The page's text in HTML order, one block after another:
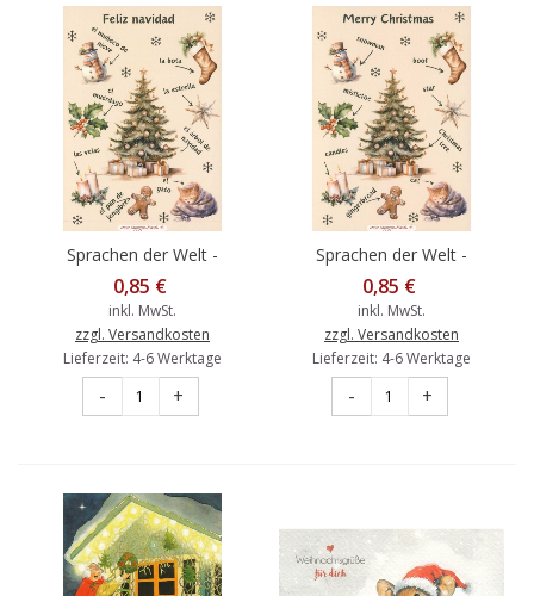
Sprachen der Welt -
Spanisch- Feliz navidad -
Postkarte
0,85 €
inkl. MwSt.
zzgl. Versandkosten
Lieferzeit: 4-6 Werktage
- +
Sprachen der Welt -
Englisch - Merry Christmas
- Postkarte
0,85 €
inkl. MwSt.
zzgl. Versandkosten
Lieferzeit: 4-6 Werktage
- +